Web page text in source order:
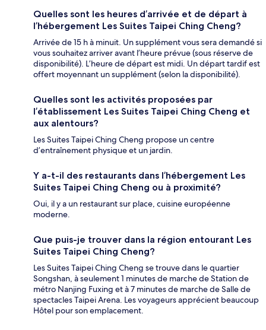
Quelles sont les heures d’arrivée et de départ à
l’hébergement Les Suites Taipei Ching Cheng?
Arrivée de 15 h à minuit. Un supplément vous sera demandé si
vous souhaitez arriver avant l’heure prévue (sous réserve de
disponibilité). L’heure de départ est midi. Un départ tardif est
offert moyennant un supplément (selon la disponibilité).
Quelles sont les activités proposées par
l’établissement Les Suites Taipei Ching Cheng et
aux alentours?
Les Suites Taipei Ching Cheng propose un centre
d’entraînement physique et un jardin.
Y a-t-il des restaurants dans l’hébergement Les
Suites Taipei Ching Cheng ou à proximité?
Oui, il y a un restaurant sur place, cuisine européenne
moderne.
Que puis-je trouver dans la région entourant Les
Suites Taipei Ching Cheng?
Les Suites Taipei Ching Cheng se trouve dans le quartier
Songshan, à seulement 1 minutes de marche de Station de
métro Nanjing Fuxing et à 7 minutes de marche de Salle de
spectacles Taipei Arena. Les voyageurs apprécient beaucoup
Hôtel pour son emplacement.